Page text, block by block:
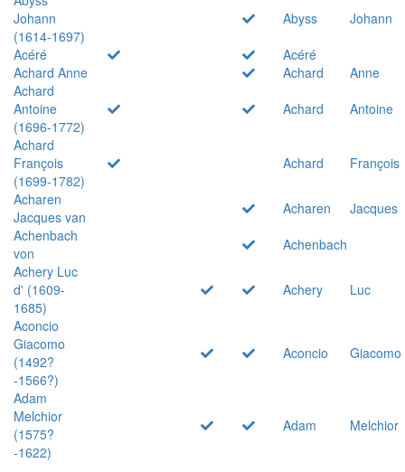
Johann
(1614-1697)
Abyss
Johann
Acéré
Acéré
Achard Anne
Achard
Anne
Achard
Antoine
(1696-1772)
Achard
Antoine
Achard
François
(1699-1782)
Achard
François
Acharen
Jacques van
Acharen
Jacques
Achenbach
von
Achenbach
Achery Luc
d' (1609-
1685)
Achery
Luc
Aconcio
Giacomo
(1492?
-1566?)
Aconcio Giacomo
Adam
Melchior
(1575?
-1622)
Adam Melchior